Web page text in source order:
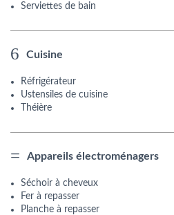
Serviettes de bain
Cuisine
Réfrigérateur
Ustensiles de cuisine
Théière
Appareils électroménagers
Séchoir à cheveux
Fer à repasser
Planche à repasser